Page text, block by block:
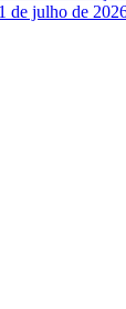
1 de julho de